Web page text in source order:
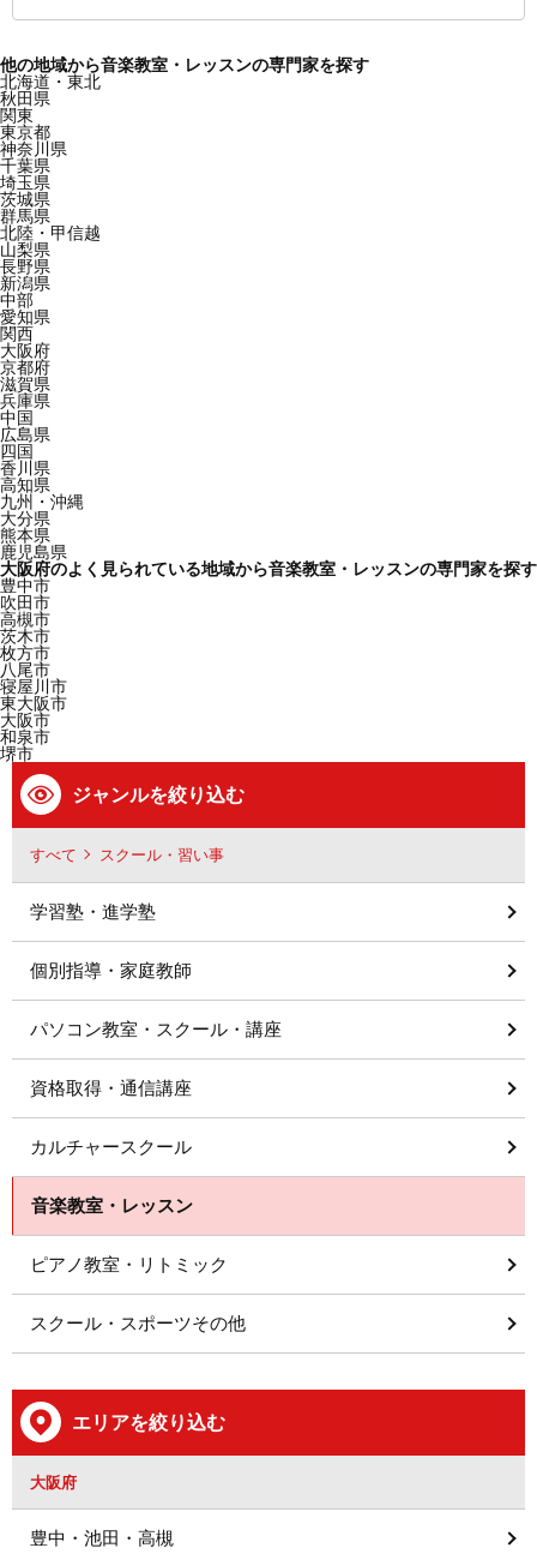
他の地域から音楽教室・レッスンの専門家を探す
北海道・東北
秋田県
関東
東京都
神奈川県
千葉県
埼玉県
茨城県
群馬県
北陸・甲信越
山梨県
長野県
新潟県
中部
愛知県
関西
大阪府
京都府
滋賀県
兵庫県
中国
広島県
四国
香川県
高知県
九州・沖縄
大分県
熊本県
鹿児島県
大阪府のよく見られている地域から音楽教室・レッスンの専門家を探す
豊中市
吹田市
高槻市
茨木市
枚方市
八尾市
寝屋川市
東大阪市
大阪市
和泉市
堺市
ジャンルを絞り込む
すべて スクール・習い事
学習塾・進学塾
個別指導・家庭教師
パソコン教室・スクール・講座
資格取得・通信講座
カルチャースクール
音楽教室・レッスン
ピアノ教室・リトミック
スクール・スポーツその他
エリアを絞り込む
大阪府
豊中・池田・高槻